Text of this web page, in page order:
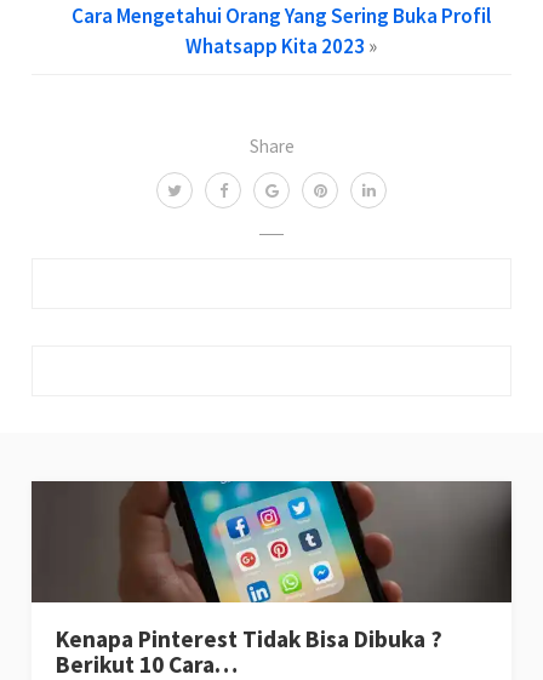
Share
Cara Mengetahui Orang Yang Sering Buka Profil
Whatsapp Kita 2023 »
Kenapa Pinterest Tidak Bisa Dibuka ?
Berikut 10 Cara…